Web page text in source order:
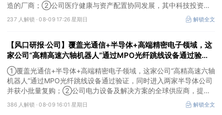
造的厂商；②公司医疗健康与资产配置协同发展，其中科技投资覆
盖模型、算力与应用，重点项目包括月之暗面、DeepSeek等，资产
价值有望逐步兑现。
237 人解锁 ·08-09 17:26 星期日 解锁全文
【风口研报·公司】覆盖光通信+半导体+高端精密电子领域，这
家公司“高精高速六轴机器人”通过MPO光纤跳线设备通过验
证，同时进入两家半导体公司并获小批量复购；另有一家公司电
力设备及解决方案的全球供应商
①覆盖光通信+半导体+高端精密电子领域，这家公司“高精高速六轴
机器人”通过MPO光纤跳线设备通过验证，同时进入两家半导体公司
并获小批量复购；②公司电力设备及解决方案的全球供应商，提前
布局SST等高价值产品，出海业务迎来收获。
386 人解锁 ·08-09 16:01 星期日 解锁全文